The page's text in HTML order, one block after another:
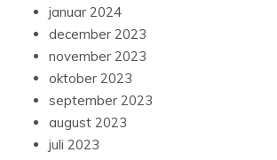
januar 2024
december 2023
november 2023
oktober 2023
september 2023
august 2023
juli 2023